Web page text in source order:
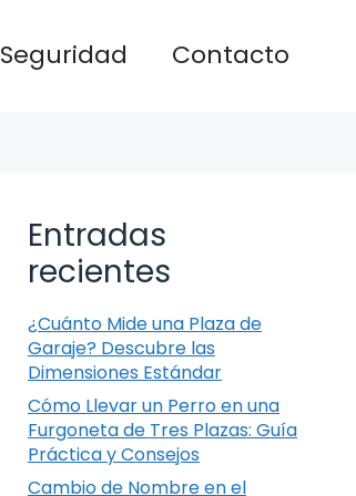
Seguridad Contacto
Entradas
recientes
¿Cuánto Mide una Plaza de
Garaje? Descubre las
Dimensiones Estándar
Cómo Llevar un Perro en una
Furgoneta de Tres Plazas: Guía
Práctica y Consejos
Cambio de Nombre en el